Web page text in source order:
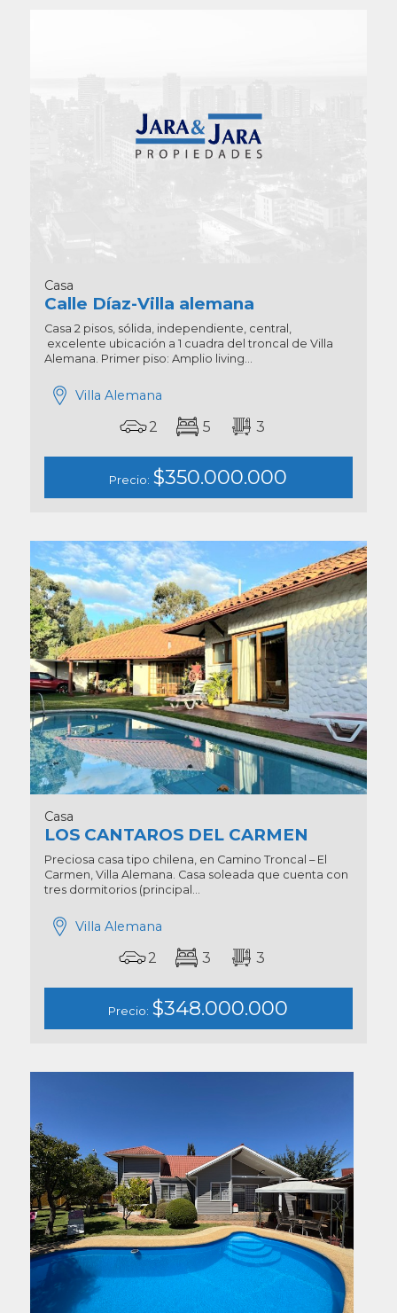
Casa
Calle Díaz-Villa alemana
Casa 2 pisos, sólida, independiente, central,
excelente ubicación a 1 cuadra del troncal de Villa
Alemana. Primer piso: Amplio living...
Villa Alemana
2 5 3
Precio: $350.000.000
Casa
LOS CANTAROS DEL CARMEN
Preciosa casa tipo chilena, en Camino Troncal – El
Carmen, Villa Alemana. Casa soleada que cuenta con
tres dormitorios (principal...
Villa Alemana
2 3 3
Precio: $348.000.000